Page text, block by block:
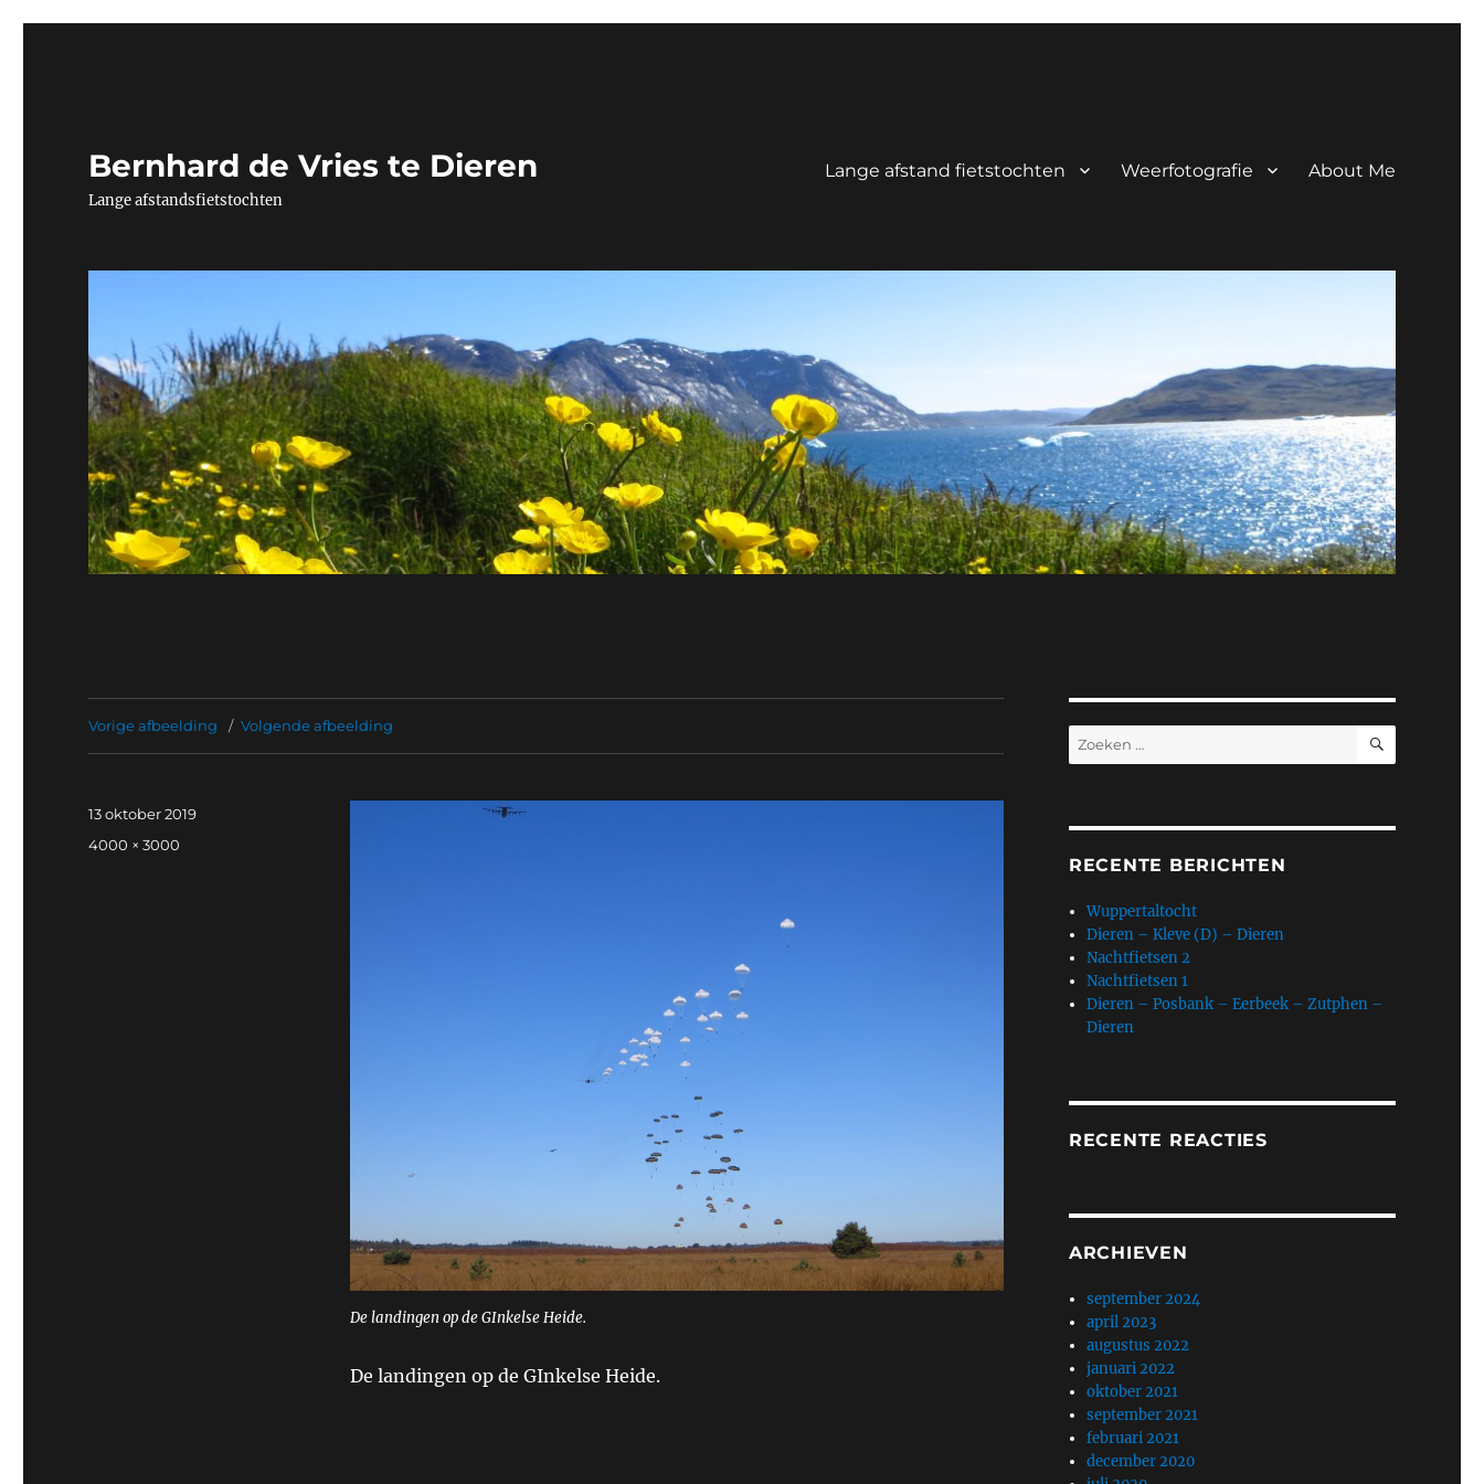
Bernhard de Vries te Dieren
Lange afstandsfietstochten
Lange afstand fietstochten Weerfotografie About Me
Vorige afbeelding Volgende afbeelding
De landingen op de GInkelse Heide.
De landingen op de GInkelse Heide.
Geplaatst
op
13 oktober 2019
Volledige
4000 × 3000
Zoeken
naar:
ZOEKEN
RECENTE BERICHTEN
Wuppertaltocht
Dieren – Kleve (D) – Dieren
Nachtfietsen 2
Nachtfietsen 1
Dieren – Posbank – Eerbeek – Zutphen –
Dieren
RECENTE REACTIES
ARCHIEVEN
september 2024
april 2023
augustus 2022
januari 2022
oktober 2021
september 2021
februari 2021
december 2020